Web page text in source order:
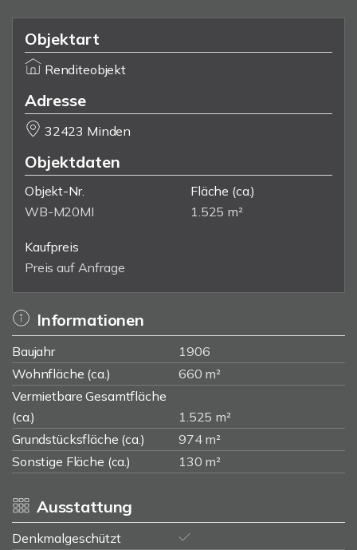
Objektart
Renditeobjekt
Adresse
32423 Minden
Objektdaten
Objekt-Nr.
WB-M20MI
Fläche (ca.)
1.525 m²
Kaufpreis
Preis auf Anfrage
Informationen
Baujahr
1906
Wohnfläche (ca.)
660 m²
Vermietbare Gesamtfläche
(ca.)
1.525 m²
Grundstücksfläche (ca.)
974 m²
Sonstige Fläche (ca.)
130 m²
Ausstattung
Denkmalgeschützt